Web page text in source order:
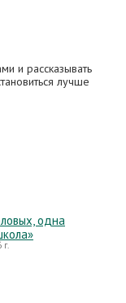
и рассказывать
лучше
одна